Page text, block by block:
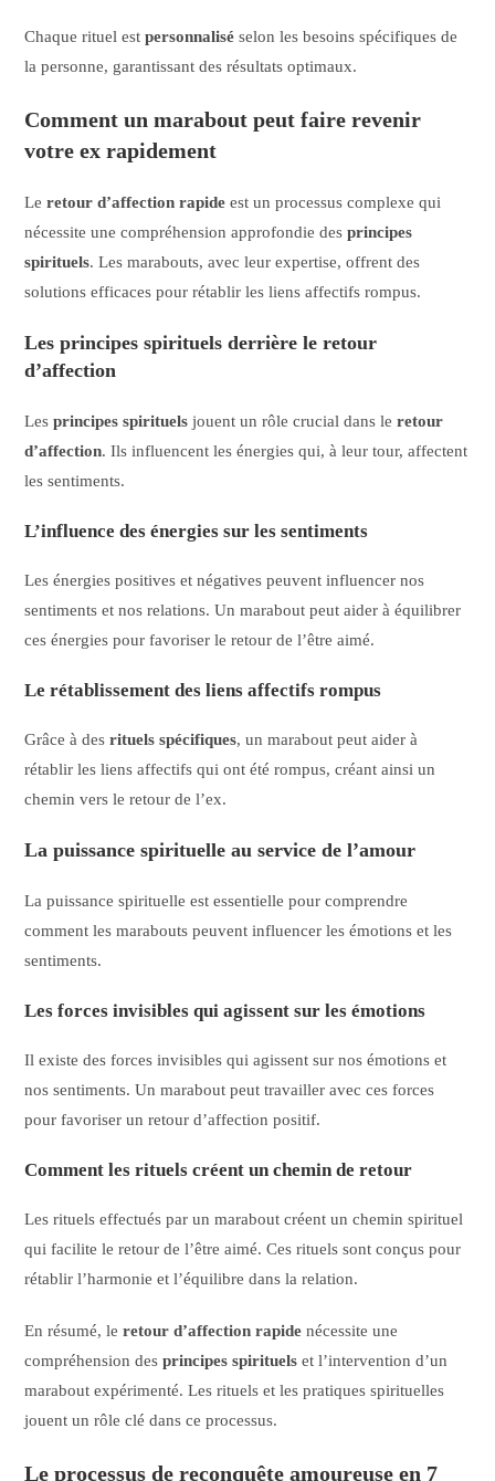
Chaque rituel estpersonnalisé selon les besoins spécifiques de
la personne, garantissant des résultats optimaux.
Comment un marabout peut faire revenir
votre ex rapidement
Leretour d’affection rapide est un processus complexe qui
nécessite une compréhension approfondie desprincipes
spirituels. Les marabouts, avec leur expertise, offrent des
solutions efficaces pour rétablir les liens affectifs rompus.
Les principes spirituels derrière le retour
d’affection
Lesprincipes spirituels jouent un rôle crucial dans leretour
d’affection. Ils influencent les énergies qui, à leur tour, affectent
les sentiments.
L’influence des énergies sur les sentiments
Les énergies positives et négatives peuvent influencer nos
sentiments et nos relations. Un marabout peut aider à équilibrer
ces énergies pour favoriser le retour de l’être aimé.
Le rétablissement des liens affectifs rompus
Grâce à desrituels spécifiques, un marabout peut aider à
rétablir les liens affectifs qui ont été rompus, créant ainsi un
chemin vers le retour de l’ex.
La puissance spirituelle au service de l’amour
La puissance spirituelle est essentielle pour comprendre
comment les marabouts peuvent influencer les émotions et les
sentiments.
Les forces invisibles qui agissent sur les émotions
Il existe des forces invisibles qui agissent sur nos émotions et
nos sentiments. Un marabout peut travailler avec ces forces
pour favoriser un retour d’affection positif.
Comment les rituels créent un chemin de retour
Les rituels effectués par un marabout créent un chemin spirituel
qui facilite le retour de l’être aimé. Ces rituels sont conçus pour
rétablir l’harmonie et l’équilibre dans la relation.
En résumé, leretour d’affection rapide nécessite une
compréhension desprincipes spirituels et l’intervention d’un
marabout expérimenté. Les rituels et les pratiques spirituelles
jouent un rôle clé dans ce processus.
Le processus de reconquête amoureuse en 7